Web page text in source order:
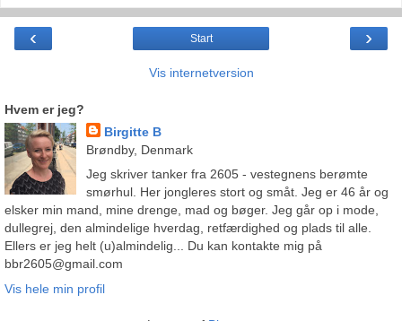
‹ ›
Start
Vis internetversion
Hvem er jeg?
Birgitte B
Brøndby, Denmark
Jeg skriver tanker fra 2605 - vestegnens berømte
smørhul. Her jongleres stort og småt. Jeg er 46 år og
elsker min mand, mine drenge, mad og bøger. Jeg går op i mode,
dullegrej, den almindelige hverdag, retfærdighed og plads til alle.
Ellers er jeg helt (u)almindelig... Du kan kontakte mig på
bbr2605@gmail.com
Vis hele min profil